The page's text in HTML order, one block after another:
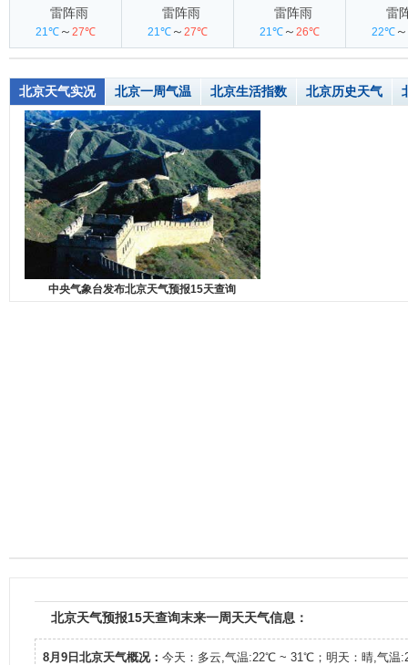
雷阵雨
21℃ ～ 27℃
雷阵雨
21℃ ～ 27℃
雷阵雨
21℃ ～ 26℃
雷
22℃ ～
北京天气实况 北京一周气温 北京生活指数 北京历史天气
中央气象台发布北京天气预报15天查询
北京天气预报15天查询末来一周天天气信息：
8月9日北京天气概况： 今天：多云,气温:22℃ ~ 31℃；明天：晴,气温